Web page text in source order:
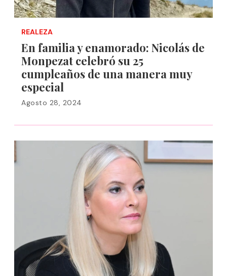
REALEZA
En familia y enamorado: Nicolás de
Monpezat celebró su 25
cumpleaños de una manera muy
especial
Agosto 28, 2024